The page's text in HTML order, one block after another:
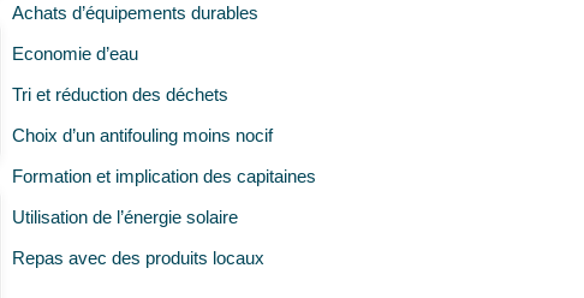
Achats d’équipements durables
Economie d’eau
Tri et réduction des déchets
Choix d’un antifouling moins nocif
Formation et implication des capitaines
Utilisation de l’énergie solaire
Repas avec des produits locaux